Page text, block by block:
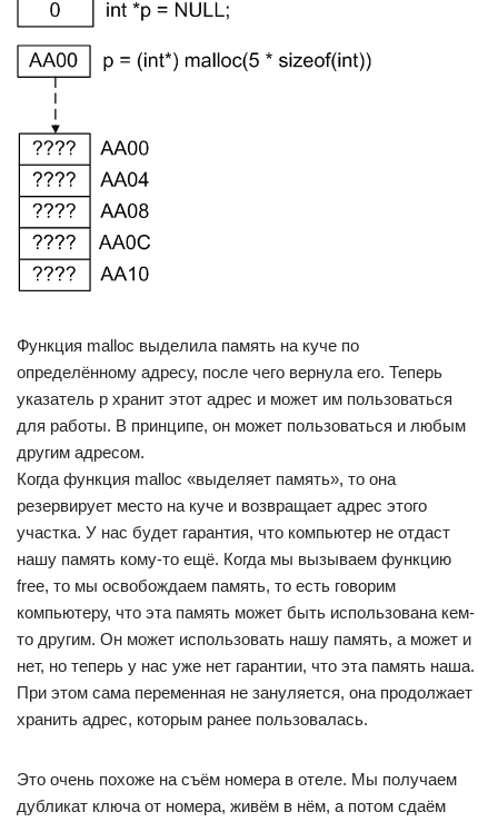
Функция malloc выделила память на куче по
определённому адресу, после чего вернула его. Теперь
указатель p хранит этот адрес и может им пользоваться
для работы. В принципе, он может пользоваться и любым
другим адресом.
Когда функция malloc «выделяет память», то она
резервирует место на куче и возвращает адрес этого
участка. У нас будет гарантия, что компьютер не отдаст
нашу память кому-то ещё. Когда мы вызываем функцию
free, то мы освобождаем память, то есть говорим
компьютеру, что эта память может быть использована кем-
то другим. Он может использовать нашу память, а может и
нет, но теперь у нас уже нет гарантии, что эта память наша.
При этом сама переменная не зануляется, она продолжает
хранить адрес, которым ранее пользовалась.
Это очень похоже на съём номера в отеле. Мы получаем
дубликат ключа от номера, живём в нём, а потом сдаём